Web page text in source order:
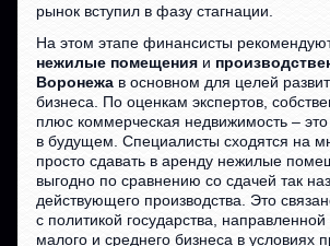
рынок вступил в фазу стагнации.
На этом этапе финансисты
нежилые помещения и
Воронежа в основном для целей
бизнеса. По оценкам экспертов,
плюс коммерческая недвижимость –
в будущем. Специалисты сходятся на
просто сдавать в аренду нежилые
выгодно по сравнению со сдачей так
действующего производства. Это
с политикой государства,
малого и среднего бизнеса в условиях